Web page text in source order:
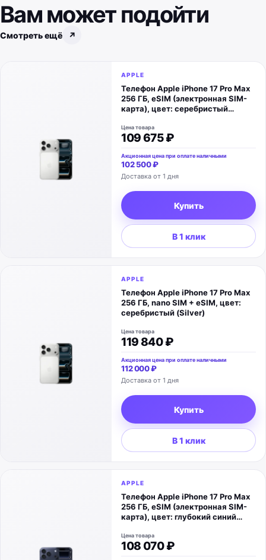
Вам может подойти
Смотреть ещё ↗
APPLE
Телефон Apple iPhone 17 Pro Max
256 ГБ, eSIM (электронная SIM-
карта), цвет: серебристый
Цена товара
109 675 ₽
Акционная цена при оплате наличными
102 500 ₽
Доставка от 1 дня
Купить
В 1 клик
APPLE
Телефон Apple iPhone 17 Pro Max
256 ГБ, nano SIM + eSIM, цвет:
серебристый (Silver)
Цена товара
119 840 ₽
Акционная цена при оплате наличными
112 000 ₽
Доставка от 1 дня
Купить
В 1 клик
APPLE
Телефон Apple iPhone 17 Pro Max
256 ГБ, eSIM (электронная SIM-
карта), цвет: глубокий синий
Цена товара
108 070 ₽